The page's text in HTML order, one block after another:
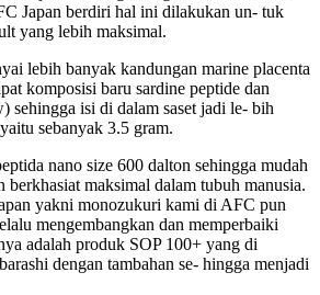
Japan berdiri hal ini dilakukan un- tuk
yang lebih maksimal.
lebih banyak kandungan marine placenta
komposisi baru sardine peptide dan
sehingga isi di dalam saset jadi le- bih
sebanyak 3.5 gram.
nano size 600 dalton sehingga mudah
berkhasiat maksimal dalam tubuh manusia.
yakni monozukuri kami di AFC pun
mengembangkan dan memperbaiki
adalah produk SOP 100+ yang di
dengan tambahan se- hingga menjadi